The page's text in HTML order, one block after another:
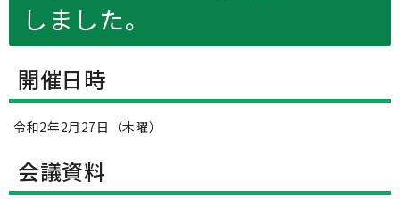
しました。
開催日時
令和2年2月27日（木曜）
会議資料